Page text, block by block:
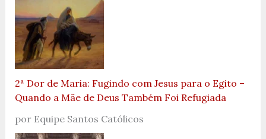
2ª Dor de Maria: Fugindo com Jesus para o Egito –
Quando a Mãe de Deus Também Foi Refugiada
por Equipe Santos Católicos